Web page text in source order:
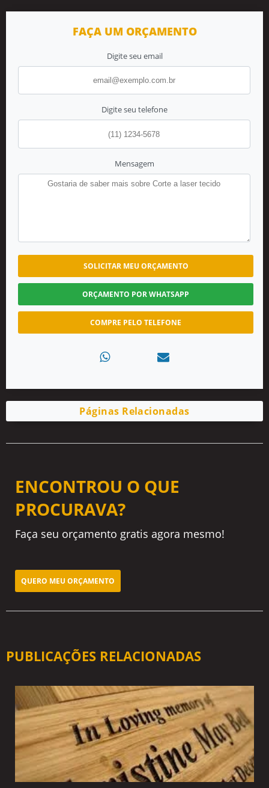
FAÇA UM ORÇAMENTO
Digite seu email
Digite seu telefone
Mensagem
SOLICITAR MEU ORÇAMENTO
ORÇAMENTO POR WHATSAPP
COMPRE PELO TELEFONE
Páginas Relacionadas
ENCONTROU O QUE
PROCURAVA?
Faça seu orçamento gratis agora mesmo!
QUERO MEU ORÇAMENTO
PUBLICAÇÕES RELACIONADAS